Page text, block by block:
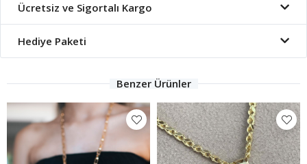
Ücretsiz ve Sigortalı Kargo
Hediye Paketi
Benzer Ürünler